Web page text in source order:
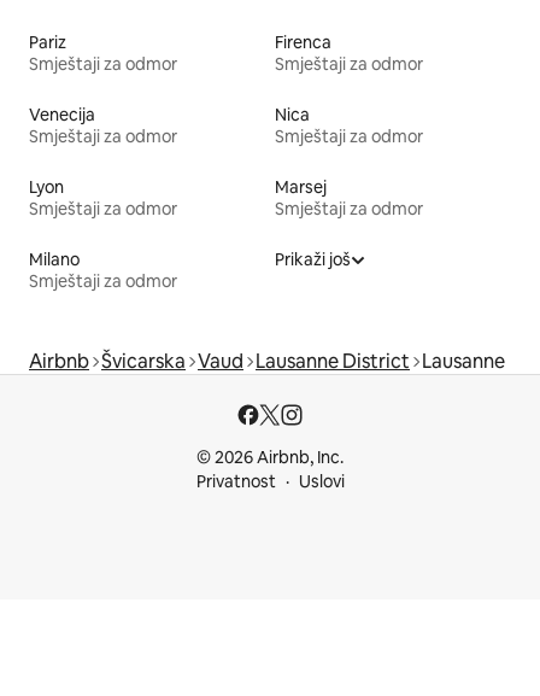
Pariz
Smještaji za odmor
Firenca
Smještaji za odmor
Venecija
Smještaji za odmor
Nica
Smještaji za odmor
Lyon
Smještaji za odmor
Marsej
Smještaji za odmor
Milano
Smještaji za odmor
Prikaži još
Airbnb Švicarska Vaud Lausanne District Lausanne
© 2026 Airbnb, Inc.
Privatnost
Uslovi